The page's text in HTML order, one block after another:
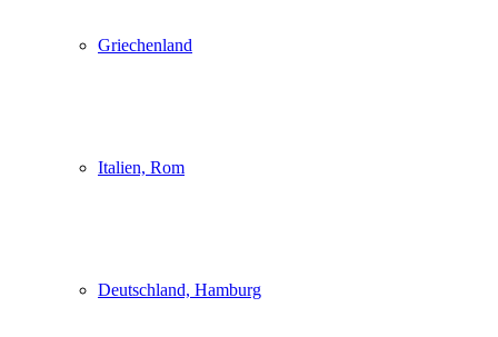
Griechenland
Italien, Rom
Deutschland, Hamburg